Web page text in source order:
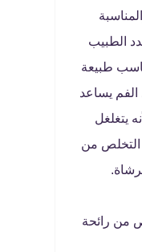
الطبيب
طبيعة
يساعد
يتغلغل
التخلص من
من رائحة